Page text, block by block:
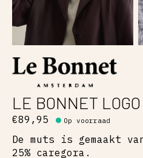
LE BONNET
€89,95 Op voorraad
De muts is gemaakt
25% caregora.